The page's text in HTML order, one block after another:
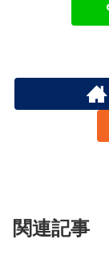
関連記事